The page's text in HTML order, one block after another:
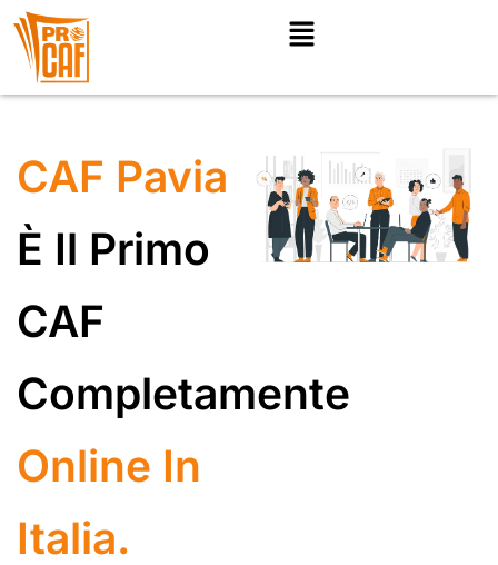
CAF Pavia
È Il Primo
CAF
Completamente
Online In
Italia.